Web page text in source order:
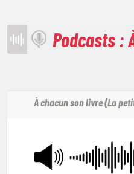
Podcasts :
À chacun son livre (La